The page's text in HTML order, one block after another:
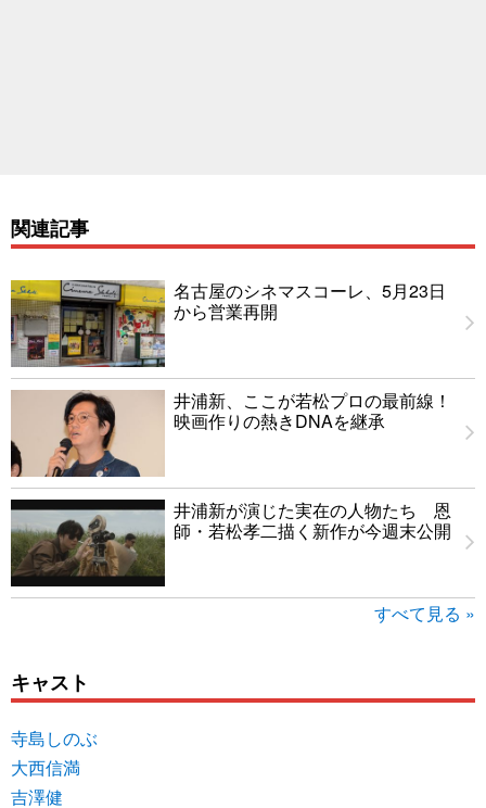
関連記事
名古屋のシネマスコーレ、5月23日
から営業再開
井浦新、ここが若松プロの最前線！
映画作りの熱きDNAを継承
井浦新が演じた実在の人物たち 恩
師・若松孝二描く新作が今週末公開
すべて見る »
キャスト
寺島しのぶ
大西信満
吉澤健